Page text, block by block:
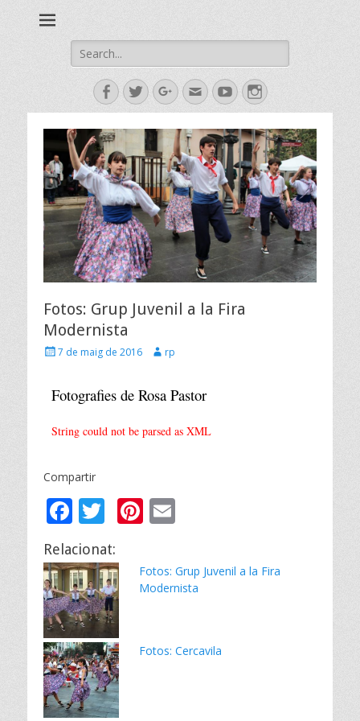
Fotos: Grup Juvenil a la Fira
Modernista
7 de maig de 2016 rp
Fotografies de Rosa Pastor
String could not be parsed as XML
Compartir
F
ac
e
b
o
o
k
T
w
itt
er
Pi
er
e
ai
l
Relacionat:
Fotos: Grup Juvenil a la Fira
Modernista
Fotos: Cercavila